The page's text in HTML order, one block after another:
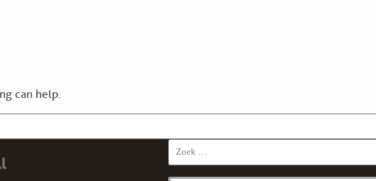
can help.
Search
for: